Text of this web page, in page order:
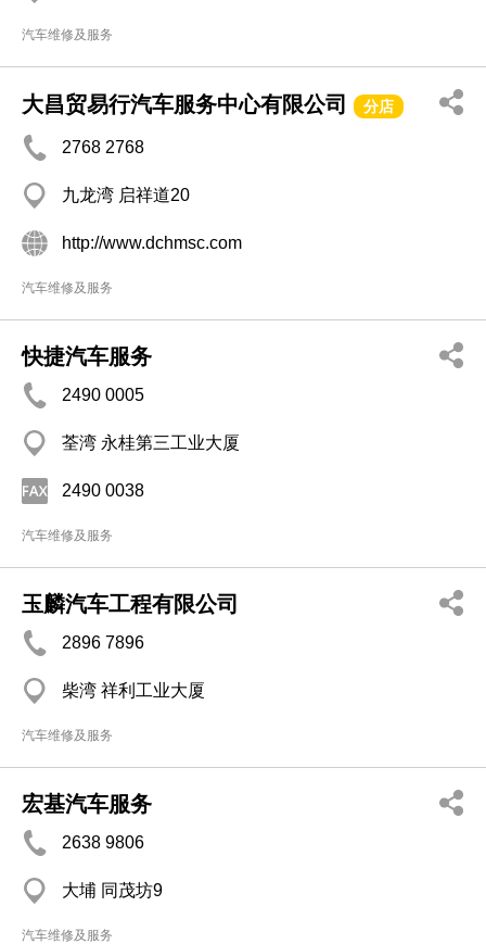
汽车维修及服务
大昌贸易行汽车服务中心有限公司 分店
2768 2768
九龙湾 启祥道20
http://www.dchmsc.com
汽车维修及服务
快捷汽车服务
2490 0005
荃湾 永桂第三工业大厦
2490 0038
汽车维修及服务
玉麟汽车工程有限公司
2896 7896
柴湾 祥利工业大厦
汽车维修及服务
宏基汽车服务
2638 9806
大埔 同茂坊9
汽车维修及服务